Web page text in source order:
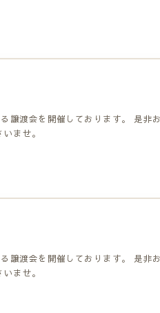
譲渡会を開催しております。 是非
ませ。
譲渡会を開催しております。 是非
ませ。